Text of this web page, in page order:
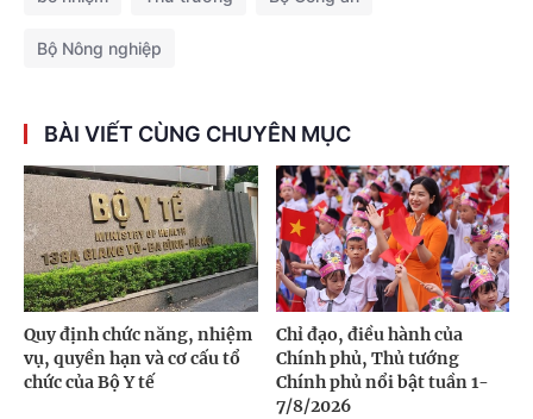
Bộ Nông nghiệp
BÀI VIẾT CÙNG CHUYÊN MỤC
Quy định chức năng, nhiệm
vụ, quyền hạn và cơ cấu tổ
chức của Bộ Y tế
Chỉ đạo, điều hành của
Chính phủ, Thủ tướng
Chính phủ nổi bật tuần 1-
7/8/2026